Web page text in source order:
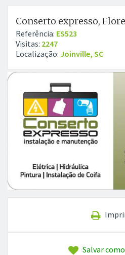
Conserto expresso,
Referência: ES523
Visitas: 2247
Localização: Joinville, SC
Salvar